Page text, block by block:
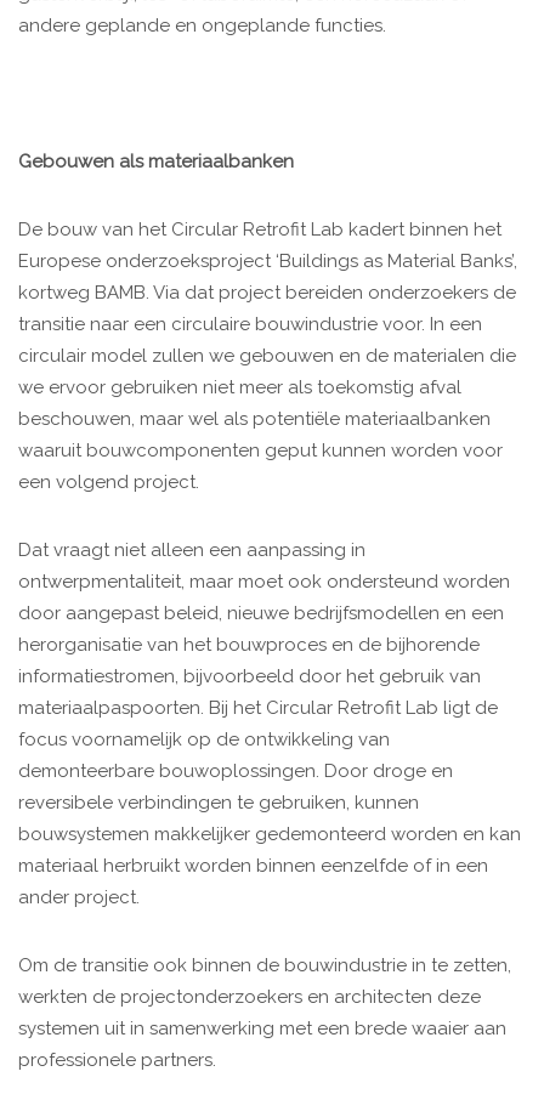
andere geplande en ongeplande functies.
Gebouwen als materiaalbanken
De bouw van het Circular Retrofit Lab kadert binnen het
Europese onderzoeksproject ‘Buildings as Material Banks’,
kortweg BAMB. Via dat project bereiden onderzoekers de
transitie naar een circulaire bouwindustrie voor. In een
circulair model zullen we gebouwen en de materialen die
we ervoor gebruiken niet meer als toekomstig afval
beschouwen, maar wel als potentiële materiaalbanken
waaruit bouwcomponenten geput kunnen worden voor
een volgend project.
Dat vraagt niet alleen een aanpassing in
ontwerpmentaliteit, maar moet ook ondersteund worden
door aangepast beleid, nieuwe bedrijfsmodellen en een
herorganisatie van het bouwproces en de bijhorende
informatiestromen, bijvoorbeeld door het gebruik van
materiaalpaspoorten. Bij het Circular Retrofit Lab ligt de
focus voornamelijk op de ontwikkeling van
demonteerbare bouwoplossingen. Door droge en
reversibele verbindingen te gebruiken, kunnen
bouwsystemen makkelijker gedemonteerd worden en kan
materiaal herbruikt worden binnen eenzelfde of in een
ander project.
Om de transitie ook binnen de bouwindustrie in te zetten,
werkten de projectonderzoekers en architecten deze
systemen uit in samenwerking met een brede waaier aan
professionele partners.